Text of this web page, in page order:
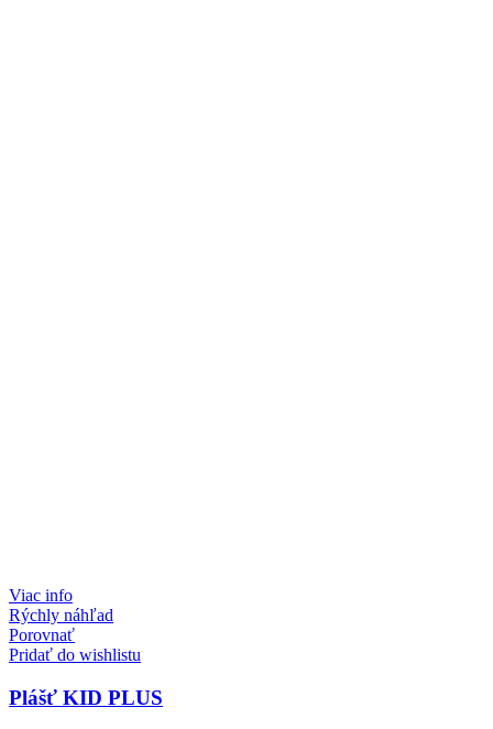
Viac info
Rýchly náhľad
Porovnať
Pridať do wishlistu
Plášť KID PLUS